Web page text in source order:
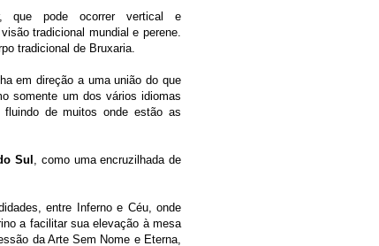
que pode ocorrer vertical e
tradicional mundial e perene.
tradicional de Bruxaria.
em direção a uma união do que
somente um dos vários idiomas
de muitos onde estão as
Sul , como uma encruzilhada de
entre Inferno e Céu, onde
a facilitar sua elevação à mesa
da Arte Sem Nome e Eterna,